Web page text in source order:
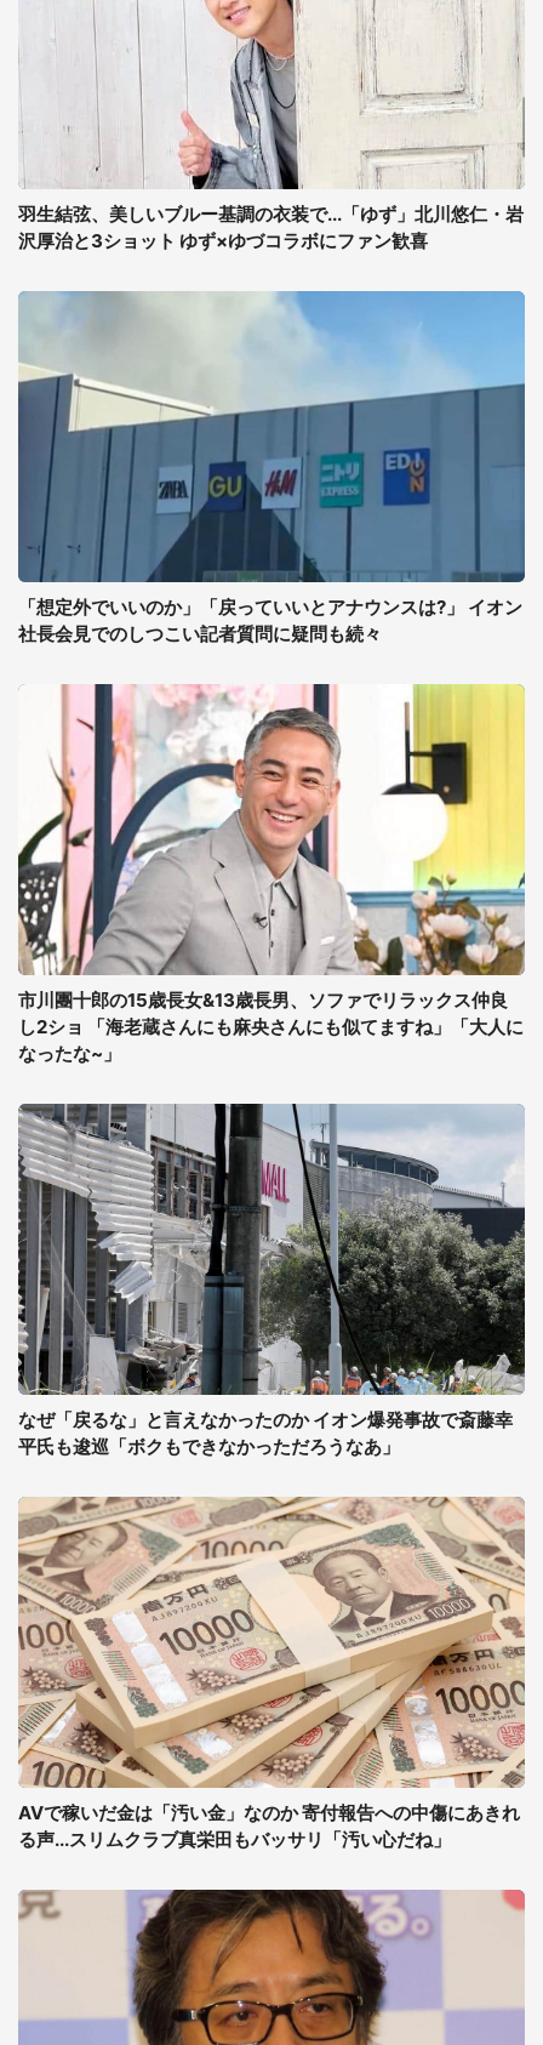
羽生結弦、美しいブルー基調の衣装で...「ゆず」北川悠仁・岩
沢厚治と3ショット ゆず×ゆづコラボにファン歓喜
「想定外でいいのか」「戻っていいとアナウンスは?」 イオン
社長会見でのしつこい記者質問に疑問も続々
市川團十郎の15歳長女&13歳長男、ソファでリラックス仲良
し2ショ 「海老蔵さんにも麻央さんにも似てますね」「大人に
なったな~」
なぜ「戻るな」と言えなかったのか イオン爆発事故で斎藤幸
平氏も逡巡「ボクもできなかっただろうなあ」
AVで稼いだ金は「汚い金」なのか 寄付報告への中傷にあきれ
る声...スリムクラブ真栄田もバッサリ「汚い心だね」